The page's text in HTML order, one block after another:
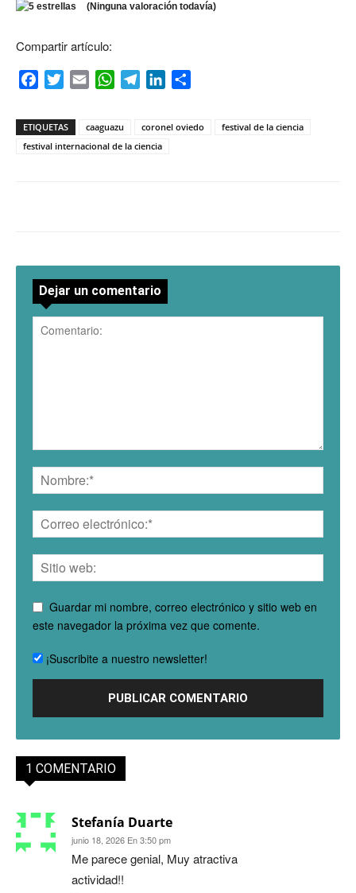
(Ninguna valoración todavía)
Compartir artículo:
FacebookTwitterEmail WhatsAppTelegramLinkedIn
ETIQUETAS caaguazu coronel oviedo
festival de la ciencia
festival internacional de la ciencia
1 COMENTARIO
Stefanía Duarte
junio 18, 2026 En 3:50 pm
Me parece genial, Muy atractiva
actividad!!
Dejar un comentario
Guardar mi nombre, correo electrónico y sitio web en
este navegador la próxima vez que comente.
¡Suscribite a nuestro newsletter!